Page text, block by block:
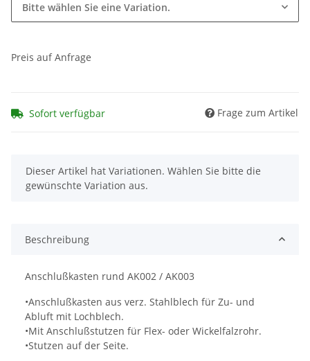
Bitte wählen Sie eine Variation.
Preis auf Anfrage
Sofort verfügbar Frage zum Artikel
x
Dieser Artikel hat Variationen. Wählen Sie bitte die
gewünschte Variation aus.
Beschreibung
Anschlußkasten rund AK002 / AK003
•Anschlußkasten aus verz. Stahlblech für Zu- und
Abluft mit Lochblech.
•Mit Anschlußstutzen für Flex- oder Wickelfalzrohr.
•Stutzen auf der Seite.